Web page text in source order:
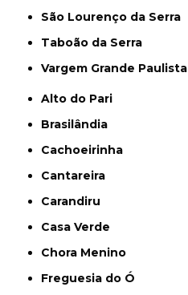
São Lourenço da Serra
Taboão da Serra
Vargem Grande Paulista
Alto do Pari
Brasilândia
Cachoeirinha
Cantareira
Carandiru
Casa Verde
Chora Menino
Freguesia do Ó